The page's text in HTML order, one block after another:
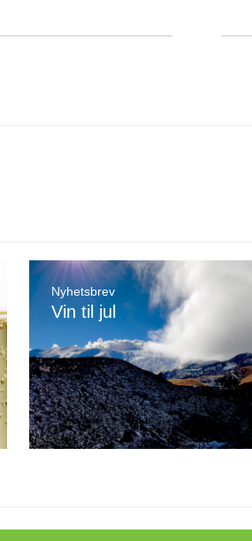
Nyhetsbrev
Vin til jul